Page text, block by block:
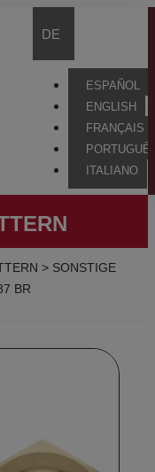
DE
ESPAÑOL
ENGLISH
FRANÇAIS
ITALIANO
> SONSTIGE
BR